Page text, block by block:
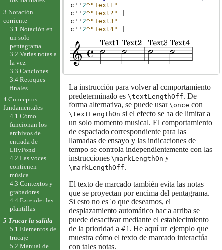
c'' 2^"Text1"
c'' 2^"Text2"
c'' 2^"Text3"
c'' 2^"Text4"
La instrucción para volver al comportamiento
predeterminado es \textLengthOff. De
forma alternativa, se puede usar \once con
\textLengthOn si el efecto se ha de limitar a
un solo momento musical. El comportamiento
de espaciado correspondiente para las
llamadas de ensayo y las indicaciones de
tempo se controla independientemente con las
instrucciones \markLengthOn y
\markLengthOff.
El texto de marcado también evita las notas
que se proyectan por encima del pentagrama.
Si esto no es lo que deseamos, el
desplazamiento automático hacia arriba se
puede desactivar mediante el establecimiento
de la prioridad a #f. He aquí un ejemplo que
muestra cómo el texto de marcado interactúa
con tales notas.
3 Notación
corriente
3.1 Notación en
un solo
pentagrama
3.2 Varias notas a
la vez
3.3 Canciones
3.4 Retoques
finales
4 Conceptos
fundamentales
4.1 Cómo
funcionan los
archivos de
entrada de
LilyPond
4.2 Las voces
contienen
música
4.3 Contextos y
grabadores
4.4 Extender las
plantillas
5 Trucar la salida
5.1 Elementos de
trucaje
5.2 Manual de